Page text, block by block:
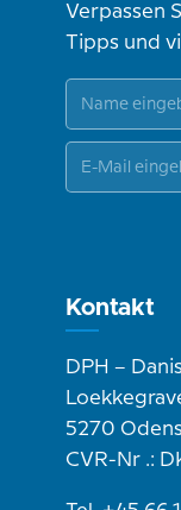
Verpassen
Tipps und
Kontakt
DPH –
5270
CVR-Nr .: